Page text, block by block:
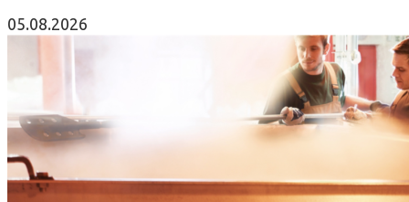
05.08.2026